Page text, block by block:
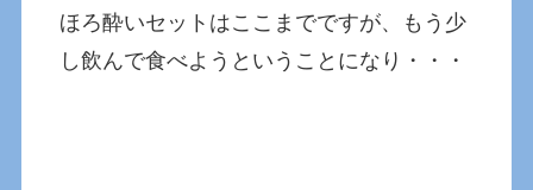
ほろ酔いセットはここまでですが、もう少
し飲んで食べようということになり・・・